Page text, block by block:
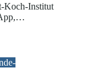
Koch-Institut